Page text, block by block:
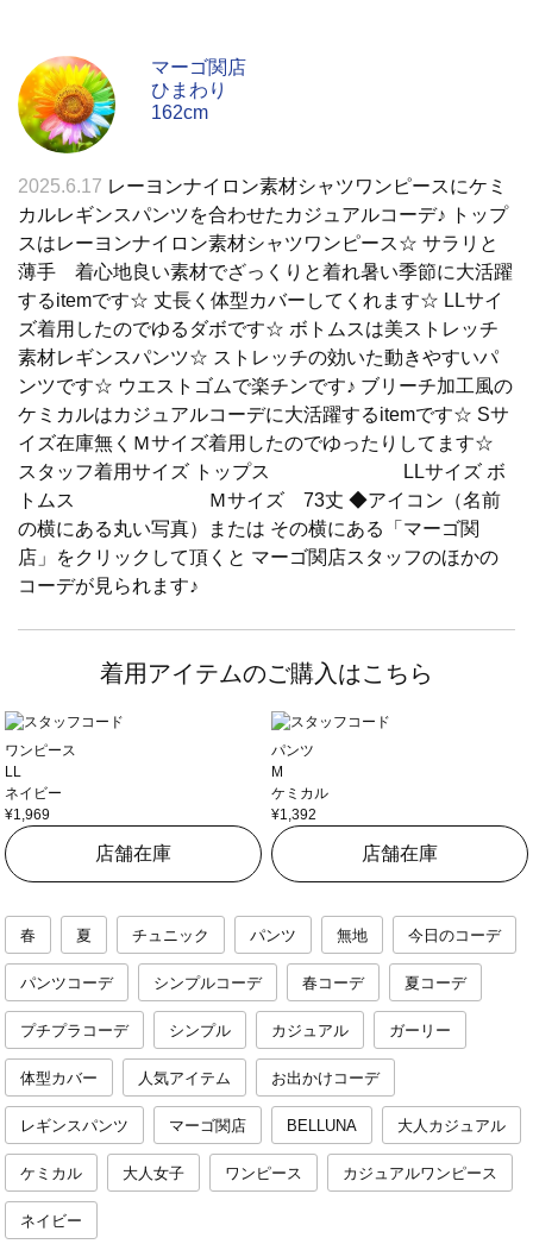
マーゴ関店
ひまわり
162cm
2025.6.17 レーヨンナイロン素材シャツワンピースにケミ
カルレギンスパンツを合わせたカジュアルコーデ♪ トップ
スはレーヨンナイロン素材シャツワンピース☆ サラリと
薄手 着心地良い素材でざっくりと着れ暑い季節に大活躍
するitemです☆ 丈長く体型カバーしてくれます☆ LLサイ
ズ着用したのでゆるダボです☆ ボトムスは美ストレッチ
素材レギンスパンツ☆ ストレッチの効いた動きやすいパ
ンツです☆ ウエストゴムで楽チンです♪ ブリーチ加工風の
ケミカルはカジュアルコーデに大活躍するitemです☆ Sサ
イズ在庫無くＭサイズ着用したのでゆったりしてます☆
スタッフ着用サイズ トップス LLサイズ ボ
トムス Ｍサイズ 73丈 ◆アイコン（名前
の横にある丸い写真）または その横にある「マーゴ関
店」をクリックして頂くと マーゴ関店スタッフのほかの
コーデが見られます♪
着用アイテムのご購入はこちら
ワンピース
LL
ネイビー
¥1,969
店舗在庫
パンツ
M
ケミカル
¥1,392
店舗在庫
春 夏 チュニック パンツ 無地 今日のコーデ
パンツコーデ シンプルコーデ 春コーデ 夏コーデ
プチプラコーデ シンプル カジュアル ガーリー
体型カバー 人気アイテム お出かけコーデ
レギンスパンツ マーゴ関店 BELLUNA 大人カジュアル
ケミカル 大人女子 ワンピース カジュアルワンピース
ネイビー